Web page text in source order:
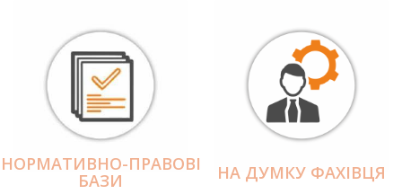
НОРМАТИВНО-ПРАВОВІ
БАЗИ НА ДУМКУ ФАХІВЦЯ